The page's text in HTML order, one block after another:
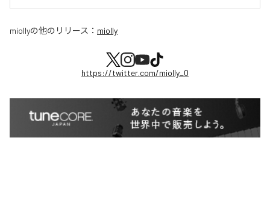
miollyの他のリリース： miolly
https://twitter.com/miolly_0